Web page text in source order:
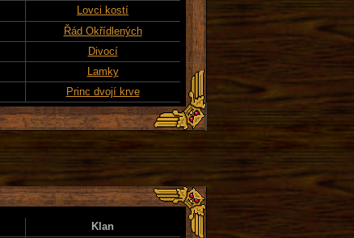
Lovci kostí
Řád Okřídlených
Divocí
Lamky
Princ dvojí krve
Klan